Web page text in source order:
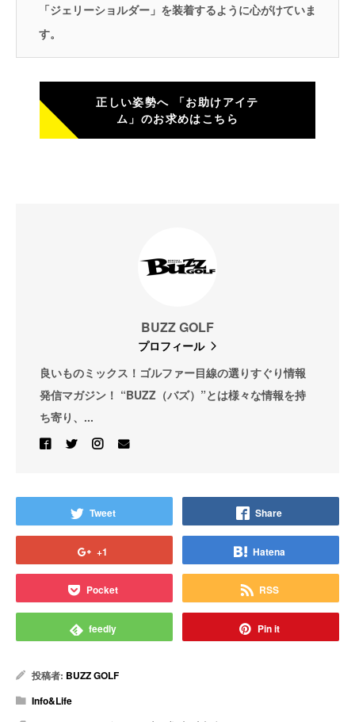
「ジェリーショルダー」を装着するように心がけていま
す。
正しい姿勢へ 「お助けアイテ
ム」のお求めはこちら
BUZZ GOLF
プロフィール
良いものミックス！ゴルファー目線の選りすぐり情報
発信マガジン！ “BUZZ（バズ）”とは様々な情報を持
ち寄り、...
Tweet Share
+1 Hatena
Pocket RSS
feedly Pin it
投稿者: BUZZ GOLF
Info&Life